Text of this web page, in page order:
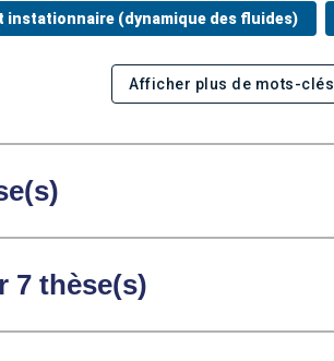
instationnaire (dynamique des fluides)
Afficher plus de mots-clés
7 thèse(s)